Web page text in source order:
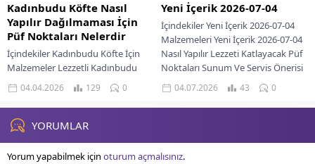
Kadınbudu Köfte Nasıl
Yapılır Dağılmaması İçin
Püf Noktaları Nelerdir
İçindekiler Kadınbudu Köfte İçin
Malzemeler Lezzetli Kadınbudu
Köfte Nasıl Hazırlanır Mükemmel
Kadınbudu Köftenin Sırları Lezzetli
Kadınbudu Köfte Sunumları Misafir
sofralarının...
04.04.2026 129 0
Yeni İçerik 2026-07-04
İçindekiler Yeni İçerik 2026-07-04
Malzemeleri Yeni İçerik 2026-07-04
Nasıl Yapılır Lezzeti Katlayacak Püf
Noktaları Sunum Ve Servis Önerisi
Bugün mutfağımızda...
04.07.2026 43 0
YORUMLAR
Yorum yapabilmek için oturum açmalısınız.